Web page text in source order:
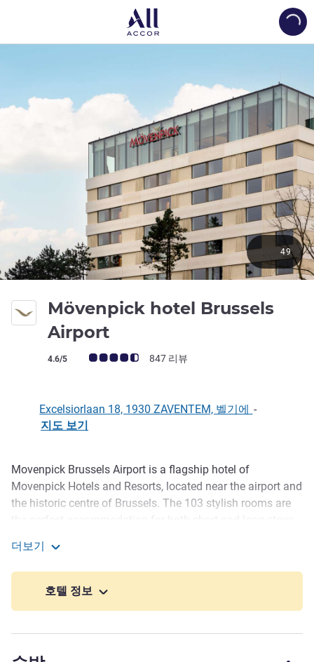
Mövenpick hotel Brussels
Airport
고객 평점 (ALL 평가)
4.6/5 847 리뷰
49
Excelsiorlaan 18, 1930 ZAVENTEM, 벨기에
-
지도 보기
호텔설명
Movenpick Brussels Airport is a flagship hotel of
Movenpick Hotels and Resorts, located near the airport and
the historic centre of Brussels. The 103 stylish rooms are
atmosphere in a unique location. Enjoy our wellness
facilities, fitness centre, or a culinary experience at our
rooftop restaurant, Horizon, during your stay.
doubles and twins, to more spacious suites for added
더보기
호텔 정보